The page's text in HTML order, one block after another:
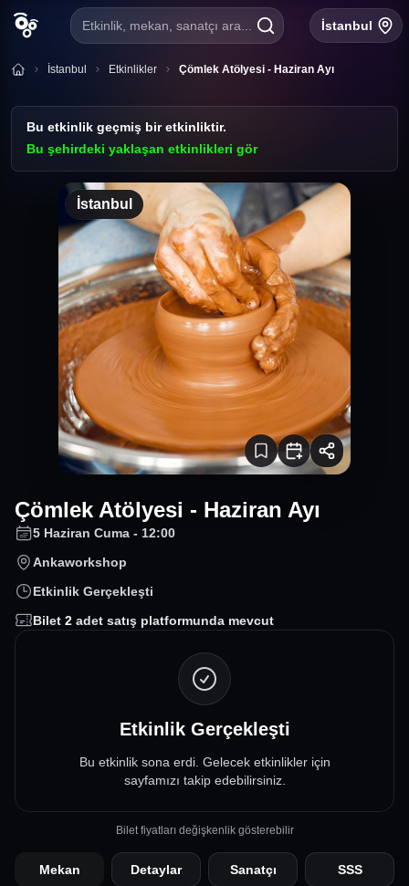
Etkinlik, mekan, sanatçı ara... İstanbul
İstanbul Etkinlikler Çömlek Atölyesi - Haziran Ayı
Bu etkinlik geçmiş bir etkinliktir.
Bu şehirdeki yaklaşan etkinlikleri gör
İstanbul
Çömlek Atölyesi - Haziran Ayı
5 Haziran Cuma - 12:00
Ankaworkshop
Etkinlik Gerçekleşti
Bilet 2 adet satış platformunda mevcut
Etkinlik Gerçekleşti
Bu etkinlik sona erdi. Gelecek etkinlikler için
sayfamızı takip edebilirsiniz.
Bilet fiyatları değişkenlik gösterebilir
Mekan Detaylar Sanatçı SSS